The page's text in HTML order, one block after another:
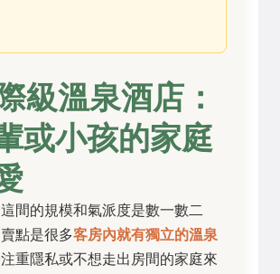
級溫泉酒店：
或小孩的家庭
間的規模和氣派度是數一數二
點是很多客房內就有獨立的溫泉
重隱私或不想走出房間的家庭來